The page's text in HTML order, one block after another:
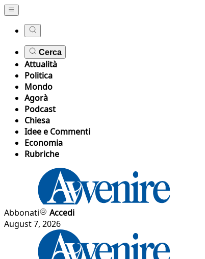
Cerca
Attualità
Politica
Mondo
Agorà
Podcast
Chiesa
Idee e Commenti
Economia
Rubriche
Abbonati
Accedi
August 7, 2026